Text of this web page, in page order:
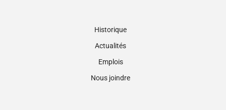
Historique
Actualités
Emplois
Nous joindre